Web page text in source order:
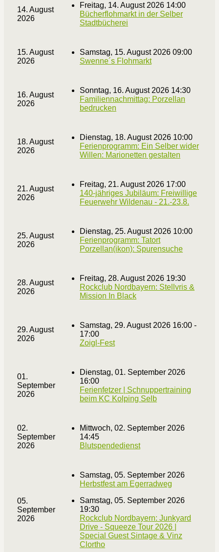
14. August
2026
Freitag, 14. August 2026 14:00
Bücherflohmarkt in der Selber
Stadtbücherei
15. August
2026
Samstag, 15. August 2026 09:00
Swenne´s Flohmarkt
16. August
2026
Sonntag, 16. August 2026 14:30
Familiennachmittag: Porzellan
bedrucken
18. August
2026
Dienstag, 18. August 2026 10:00
Ferienprogramm: Ein Selber wider
Willen: Marionetten gestalten
21. August
2026
Freitag, 21. August 2026 17:00
140-jähriges Jubiläum: Freiwillige
Feuerwehr Wildenau - 21.-23.8.
25. August
2026
Dienstag, 25. August 2026 10:00
Ferienprogramm: Tatort
Porzellan(ikon): Spurensuche
28. August
2026
Freitag, 28. August 2026 19:30
Rockclub Nordbayern: Stellvris &
Mission In Black
29. August
2026
Samstag, 29. August 2026 16:00 -
17:00
Zoigl-Fest
01.
September
2026
Dienstag, 01. September 2026
16:00
Ferienfetzer | Schnuppertraining
beim KC Kolping Selb
02.
September
2026
Mittwoch, 02. September 2026
14:45
Blutspendedienst
05.
September
2026
Samstag, 05. September 2026
Herbstfest am Egerradweg
Samstag, 05. September 2026
19:30
Rockclub Nordbayern: Junkyard
Drive - Squeeze Tour 2026 |
Special Guest Sintage & Vinz
Clortho